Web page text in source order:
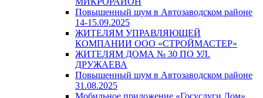
Повышенный шум в Автозаводском районе
14-15.09.2025
ЖИТЕЛЯМ УПРАВЛЯЮЩЕЙ
КОМПАНИИ ООО «СТРОЙМАСТЕР»
ЖИТЕЛЯМ ДОМА № 30 ПО УЛ.
ДРУЖАЕВА
Повышенный шум в Автозаводском районе
31.08.2025